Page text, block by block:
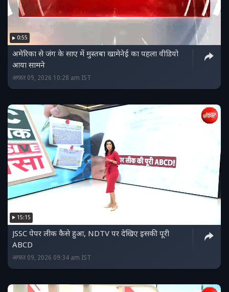
0:55
अमेरिका से जंग के साए में मुस्तबा खामेनेई का पहला वीडियो
आया सामने
अगस्त 09, 2026 10:28 am IST
15:15
JSSC पेपर लीक कैसे हुआ, NDTV पर देखिए इसकी पूरी
ABCD
अगस्त 09, 2026 09:34 am IST